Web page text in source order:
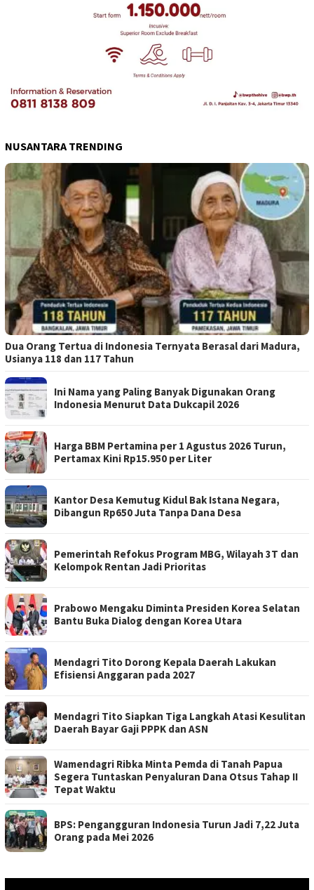
NUSANTARA TRENDING
Dua Orang Tertua di Indonesia Ternyata Berasal dari Madura,
Usianya 118 dan 117 Tahun
Ini Nama yang Paling Banyak Digunakan Orang
Indonesia Menurut Data Dukcapil 2026
Harga BBM Pertamina per 1 Agustus 2026 Turun,
Pertamax Kini Rp15.950 per Liter
Kantor Desa Kemutug Kidul Bak Istana Negara,
Dibangun Rp650 Juta Tanpa Dana Desa
Pemerintah Refokus Program MBG, Wilayah 3T dan
Kelompok Rentan Jadi Prioritas
Prabowo Mengaku Diminta Presiden Korea Selatan
Bantu Buka Dialog dengan Korea Utara
Mendagri Tito Dorong Kepala Daerah Lakukan
Efisiensi Anggaran pada 2027
Mendagri Tito Siapkan Tiga Langkah Atasi Kesulitan
Daerah Bayar Gaji PPPK dan ASN
Wamendagri Ribka Minta Pemda di Tanah Papua
Segera Tuntaskan Penyaluran Dana Otsus Tahap II
Tepat Waktu
BPS: Pengangguran Indonesia Turun Jadi 7,22 Juta
Orang pada Mei 2026